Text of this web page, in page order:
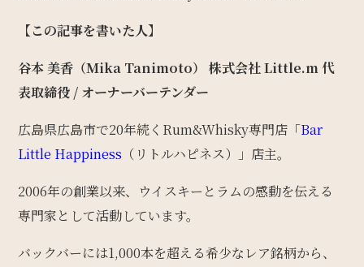
【この記事を書いた人】
谷本 美香（Mika Tanimoto）
株式会社 Little.m 代
表取締役 / オーナーバーテンダー
広島県広島市で20年続くRum&Whisky専門店「Bar
Little Happiness （リトルハピネス）」店主。
2006年の創業以来、ウイスキーとラムの感動を伝える
専門家として活動しています。
バックバーには1,000本を超える希少なレア銘柄から、